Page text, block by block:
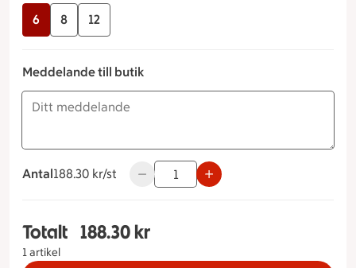
6 8 12
Meddelande till butik
Antal
188.30 kronor styck
188.30 kr/st Använd knapparna för att minska
Totalt
1 artikel
Totalt 1 stycken Blåbärsprinsesstårta Storlek 6,
188.30 kr